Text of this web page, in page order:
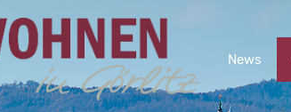
News